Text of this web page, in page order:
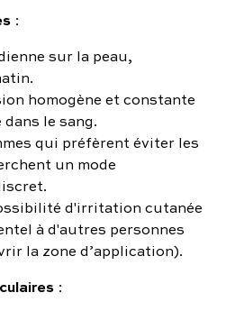
:
sur la peau,
homogène et constante
le sang.
qui préfèrent éviter les
un mode
d'irritation cutanée
à d'autres personnes
la zone d’application).
: